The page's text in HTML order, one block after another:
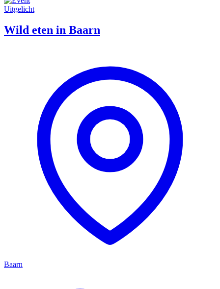
Uitgelicht
Wild eten in Baarn
Baarn